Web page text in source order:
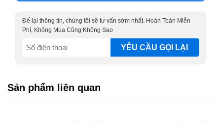
Để lại thông tin, chúng tôi sẽ tư vấn sớm nhất. Hoàn Toàn Miễn
Phí, Không Mua Cũng Không Sao
SĐT
Sản phẩm liên quan